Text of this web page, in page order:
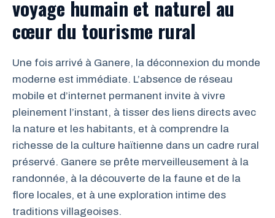
voyage humain et naturel au
cœur du tourisme rural
Une fois arrivé à Ganere, la déconnexion du monde
moderne est immédiate. L’absence de réseau
mobile et d’internet permanent invite à vivre
pleinement l’instant, à tisser des liens directs avec
la nature et les habitants, et à comprendre la
richesse de la culture haïtienne dans un cadre rural
préservé. Ganere se prête merveilleusement à la
randonnée, à la découverte de la faune et de la
flore locales, et à une exploration intime des
traditions villageoises.